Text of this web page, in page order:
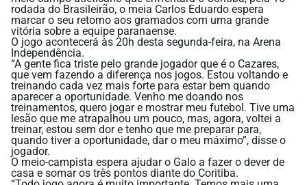
rodada do Brasileirão, o meia Carlos Eduardo espera
marcar o seu retorno aos gramados com uma grande
vitória sobre a equipe paranaense.
O jogo acontecerá às 20h desta segunda-feira, na Arena
Independência.
“A gente fica triste pelo grande jogador que é o Cazares,
que vem fazendo a diferença nos jogos. Estou voltando e
treinando cada vez mais forte para estar bem quando
aparecer a oportunidade. Venho me doando nos
treinamentos, quero jogar e mostrar meu futebol. Tive uma
lesão que me atrapalhou um pouco, mas, agora, voltei a
treinar, estou sem dor e tenho que me preparar para,
quando tiver a oportunidade, dar o meu máximo”, disse o
jogador.
O meio-campista espera ajudar o Galo a fazer o dever de
casa e somar os três pontos diante do Coritiba.